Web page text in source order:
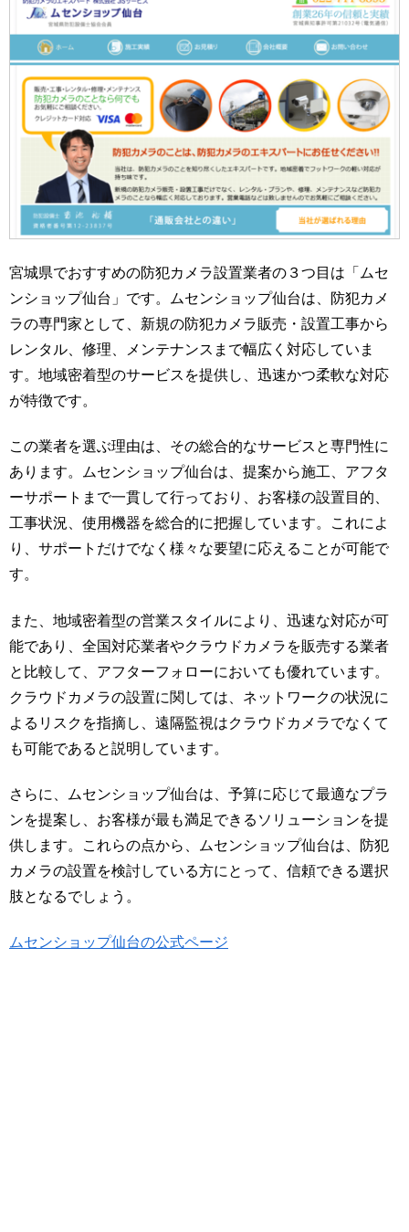
宮城県でおすすめの防犯カメラ設置業者の３つ目は「ムセ
ンショップ仙台」です。ムセンショップ仙台は、防犯カメ
ラの専門家として、新規の防犯カメラ販売・設置工事から
レンタル、修理、メンテナンスまで幅広く対応していま
す。地域密着型のサービスを提供し、迅速かつ柔軟な対応
が特徴です。
この業者を選ぶ理由は、その総合的なサービスと専門性に
あります。ムセンショップ仙台は、提案から施工、アフタ
ーサポートまで一貫して行っており、お客様の設置目的、
工事状況、使用機器を総合的に把握しています。これによ
り、サポートだけでなく様々な要望に応えることが可能で
す。
また、地域密着型の営業スタイルにより、迅速な対応が可
能であり、全国対応業者やクラウドカメラを販売する業者
と比較して、アフターフォローにおいても優れています。
クラウドカメラの設置に関しては、ネットワークの状況に
よるリスクを指摘し、遠隔監視はクラウドカメラでなくて
も可能であると説明しています。
さらに、ムセンショップ仙台は、予算に応じて最適なプラ
ンを提案し、お客様が最も満足できるソリューションを提
供します。これらの点から、ムセンショップ仙台は、防犯
カメラの設置を検討している方にとって、信頼できる選択
肢となるでしょう。
ムセンショップ仙台の公式ページ